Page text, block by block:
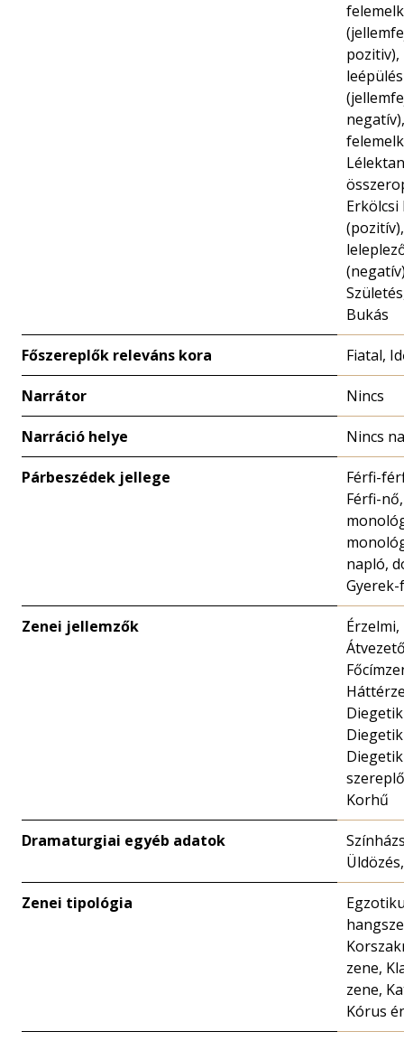
pozitiv),
leépülés
Erkölcsi
Bukás
Főszereplők releváns kora Fiatal,
Narrátor Nincs
Narráció helye Nincs
Párbeszédek jellege
Férfi-
Férfi-
napló,
Zenei jellemzők
Érzelmi,
Korhű
Dramaturgiai egyéb adatok
Zenei tipológia
zene,
zene,
Kórus